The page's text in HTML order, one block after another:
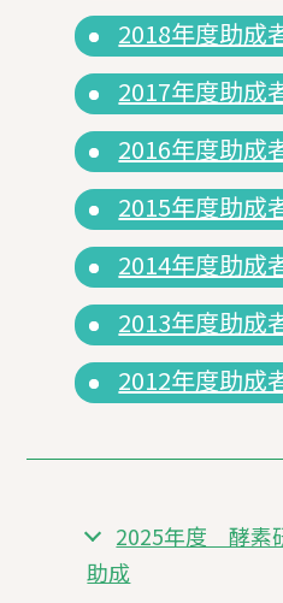
2018年度助成
2017年度助成
2016年度助成
2015年度助成
2014年度助成
2013年度助成
2012年度助成
2025年度 酵素
助成